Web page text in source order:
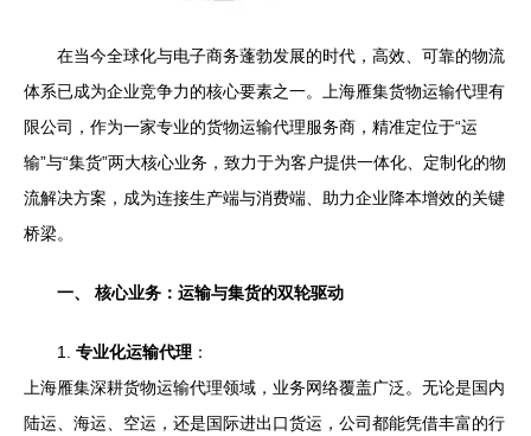
在当今全球化与电子商务蓬勃发展的时代，高效、可靠的物流
体系已成为企业竞争力的核心要素之一。上海雁集货物运输代理有
限公司，作为一家专业的货物运输代理服务商，精准定位于“运
输”与“集货”两大核心业务，致力于为客户提供一体化、定制化的物
流解决方案，成为连接生产端与消费端、助力企业降本增效的关键
桥梁。
一、 核心业务：运输与集货的双轮驱动
1. 专业化运输代理 ：
上海雁集深耕货物运输代理领域，业务网络覆盖广泛。无论是国内
陆运、海运、空运，还是国际进出口货运，公司都能凭借丰富的行